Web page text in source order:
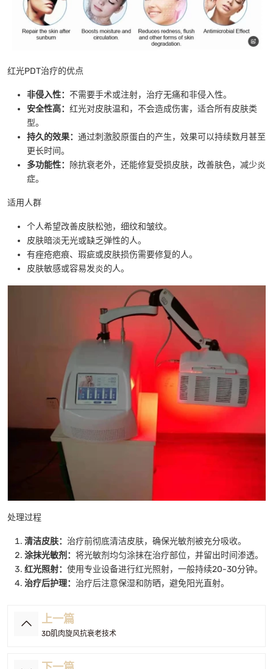
红光PDT治疗的优点
非侵入性： 不需要手术或注射，治疗无痛和非侵入性。
安全性高： 红光对皮肤温和，不会造成伤害，适合所有皮肤类
型。
持久的效果： 通过刺激胶原蛋白的产生，效果可以持续数月甚至
更长时间。
多功能性：
除抗衰老外，还能修复受损皮肤，改善肤色，减少炎
症。
适用人群
个人希望改善皮肤松弛，细纹和皱纹。
皮肤暗淡无光或缺乏弹性的人。
有痤疮疤痕、瑕疵或皮肤损伤需要修复的人。
皮肤敏感或容易发炎的人。
处理过程
清洁皮肤： 治疗前彻底清洁皮肤，确保光敏剂被充分吸收。
涂抹光敏剂： 将光敏剂均匀涂抹在治疗部位，并留出时间渗透。
红光照射： 使用专业设备进行红光照射，一般持续20-30分钟。
治疗后护理： 治疗后注意保湿和防晒，避免阳光直射。
上一篇
3D肌肉旋风抗衰老技术